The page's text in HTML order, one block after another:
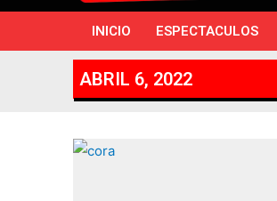
INICIO ESPECTACULOS
ABRIL 6, 2022